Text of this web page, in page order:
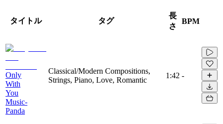
タイトル タグ
長
さ
BPM
Only
With
You
Music-
Panda
Classical/Modern Compositions,
Strings, Piano, Love, Romantic
1:42 -